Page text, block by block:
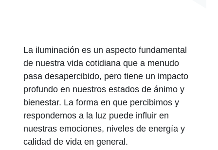
La iluminación es un aspecto fundamental
de nuestra vida cotidiana que a menudo
pasa desapercibido, pero tiene un impacto
profundo en nuestros estados de ánimo y
bienestar. La forma en que percibimos y
respondemos a la luz puede influir en
nuestras emociones, niveles de energía y
calidad de vida en general.